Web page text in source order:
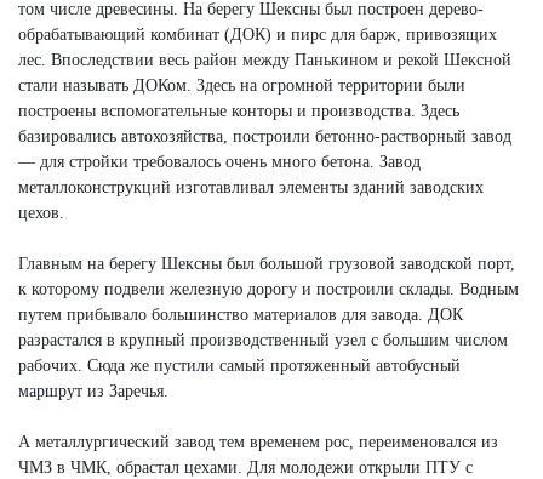
том числе древесины. На берегу Шексны был построен дерево-
обрабатывающий комбинат (ДОК) и пирс для барж, привозящих
лес. Впоследствии весь район между Панькином и рекой Шексной
стали называть ДОКом. Здесь на огромной территории были
построены вспомогательные конторы и производства. Здесь
базировались автохозяйства, построили бетонно-растворный завод
— для стройки требовалось очень много бетона. Завод
металлоконструкций изготавливал элементы зданий заводских
цехов.
Главным на берегу Шексны был большой грузовой заводской порт,
к которому подвели железную дорогу и построили склады. Водным
путем прибывало большинство материалов для завода. ДОК
разрастался в крупный производственный узел с большим числом
рабочих. Сюда же пустили самый протяженный автобусный
маршрут из Заречья.
А металлургический завод тем временем рос, переименовался из
ЧМЗ в ЧМК, обрастал цехами. Для молодежи открыли ПТУ с